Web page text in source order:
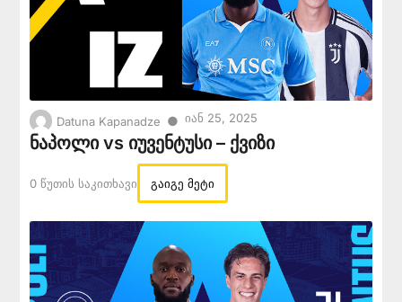
Datuna Kapanadze ● Იან 25, 2025
ნაპოლი vs იუვენტუსი – ქვიზი
0 Წუთის Საკითხავი გაიგე მეტი